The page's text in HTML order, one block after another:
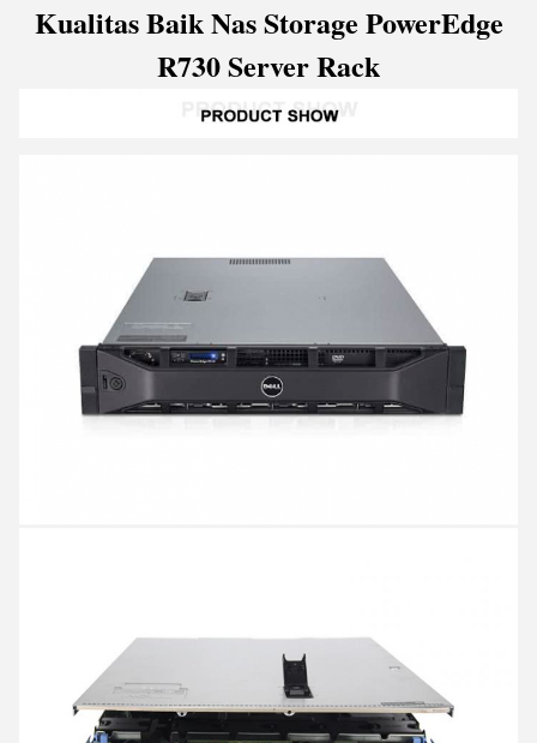
Kualitas Baik Nas Storage PowerEdge
R730 Server Rack